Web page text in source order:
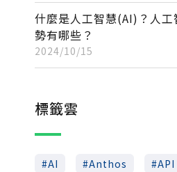
什麼是人工智慧(AI)？人工
勢有哪些？
2024/10/15
標籤雲
AI Anthos API